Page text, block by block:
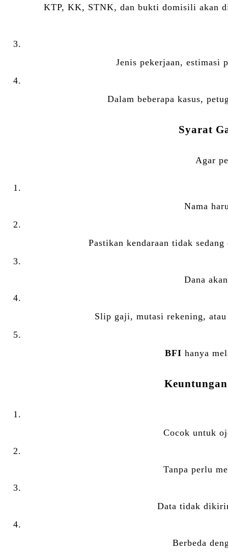
KTP, KK, STNK, dan bukti domisili akan di
Jenis pekerjaan, estimasi
Dalam beberapa kasus,
Syarat
Agar
Nama
Pastikan kendaraan tidak
Dana
Slip gaji, mutasi rekening,
BFI hanya
Cocok untuk
Tanpa perlu
Data tidak
Berbeda